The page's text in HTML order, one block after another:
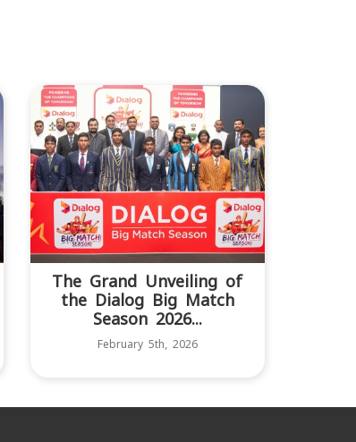
The Grand Unveiling of
the Dialog Big Match
Season 2026...
February 5th, 2026